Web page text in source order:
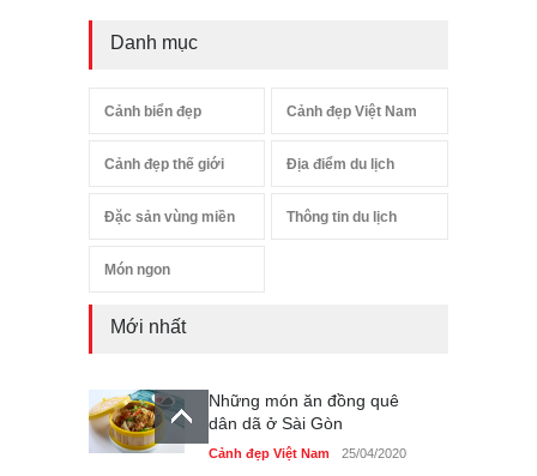
Danh mục
Cảnh biển đẹp Cảnh đẹp Việt Nam
Cảnh đẹp thế giới Địa điểm du lịch
Đặc sản vùng miền Thông tin du lịch
Món ngon
Mới nhất
Những món ăn đồng quê
dân dã ở Sài Gòn
Cảnh đẹp Việt Nam 25/04/2020